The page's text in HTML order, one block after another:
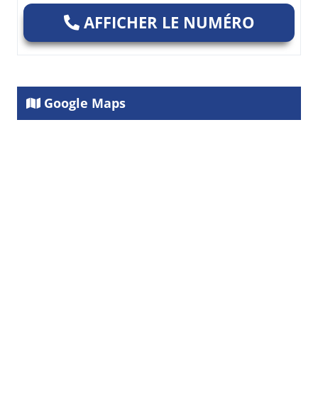
AFFICHER LE NUMÉRO
Google Maps